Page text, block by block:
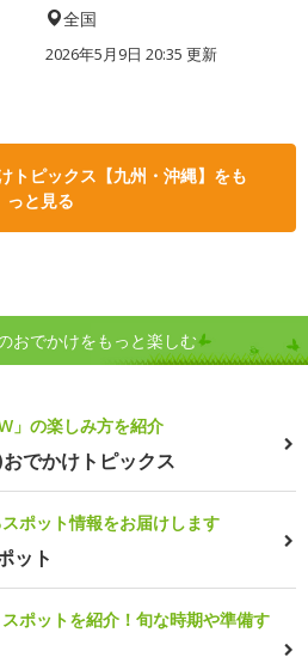
全国
2026年5月9日 20:35 更新
トピックス【九州・沖縄】をも
っと見る
おでかけをもっと楽しむ
」の楽しみ方を紹介
でかけトピックス
ポット情報をお届けします
ット
ポットを紹介！旬な時期や準備す